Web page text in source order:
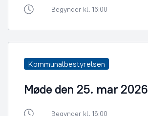
Begynder kl. 16:00
Kommunalbestyrelsen
Møde den 25. mar 2026
Begynder kl. 16:00